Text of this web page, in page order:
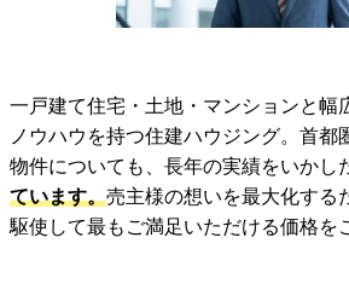
一戸建て住宅・土地・マンションと幅
ノウハウを持つ住建ハウジング。首都
物件についても、長年の実績をいかし
ています。売主様の想いを最大化する
駆使して最もご満足いただける価格を